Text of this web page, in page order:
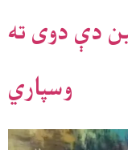
دې دوی ته
وسپاري